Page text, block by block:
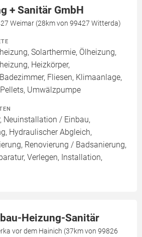
+ Sanitär GmbH
Weimar (28km von 99427 Witterda)
Solarthermie, Ölheizung,
Heizkörper,
Fliesen, Klimaanlage,
Umwälzpumpe
Neuinstallation / Einbau,
Hydraulischer Abgleich,
Renovierung / Badsanierung,
Verlegen, Installation,
Heizung-Sanitär
vor dem Hainich (37km von 99826